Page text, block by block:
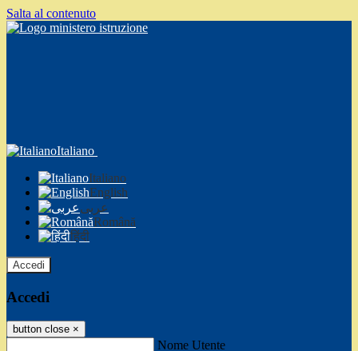
Salta al contenuto
Italiano
Italiano
English
عربى
Română
हिंदी
Accedi
Accedi
button close ×
Nome Utente